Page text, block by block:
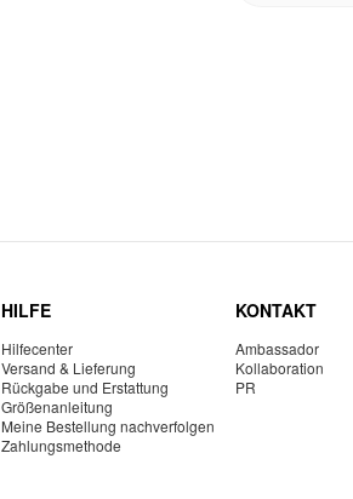
HILFE
Hilfecenter
Versand & Lieferung
Rückgabe und Erstattung
Größenanleitung
Meine Bestellung nachverfolgen
Zahlungsmethode
KONTAKT
Ambassador
Kollaboration
PR